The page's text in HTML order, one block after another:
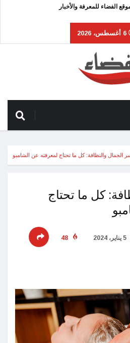
الفضاء للمعرفة والأخبار
الجمال والنظافة: كل ما تحتاج لمعرفته عن الشامبو
كل ما تحتاج